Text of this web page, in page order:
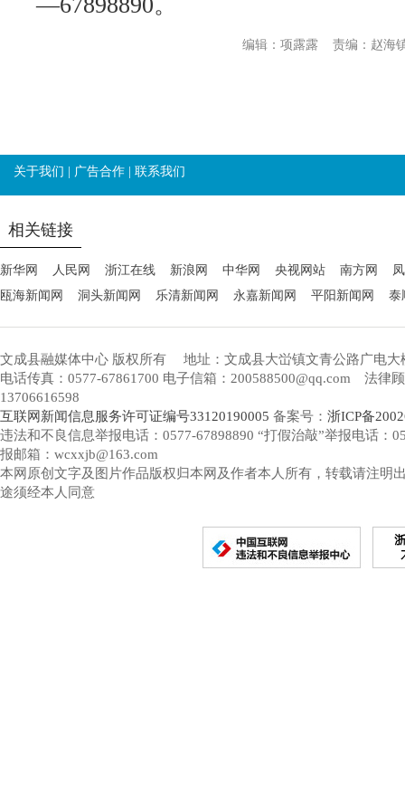
责编：赵海
编辑：项露露
关于我们 | 广告合作 | 联系我们
相关链接
新华网 人民网 浙江在线 新浪网 中华网 央视网站 南方网
瓯海新闻网
洞头新闻网 乐清新闻网 永嘉新闻网 平阳新闻网 泰
文成县融媒体中心 版权所有
地址：文成县大峃镇文青公路广电大
电话传真：0577-67861700 电子信箱：200588500@qq.com 法律
13706616598
互联网新闻信息服务许可证编号33120190005 备案号： 浙ICP备
违法和不良信息举报电话：0577-67898890 “打假治敲”举报电话：
报邮箱：wcxxjb@163.com
本网原创文字及图片作品版权归本网及作者本人所有，转载请注明
途须经本人同意